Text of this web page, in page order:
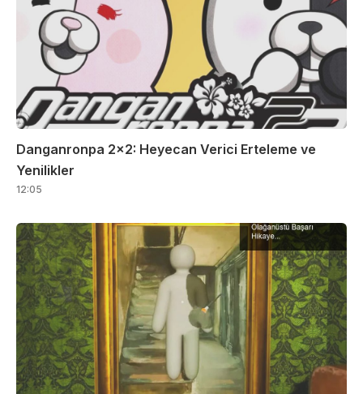
Danganronpa 2×2: Heyecan Verici Erteleme ve
Yenilikler
12:05